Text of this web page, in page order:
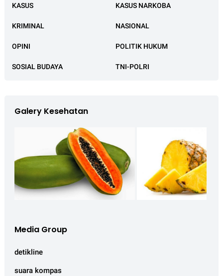
KASUS KASUS NARKOBA
KRIMINAL NASIONAL
OPINI POLITIK HUKUM
SOSIAL BUDAYA TNI-POLRI
Galery Kesehatan
Media Group
detikline
suara kompas